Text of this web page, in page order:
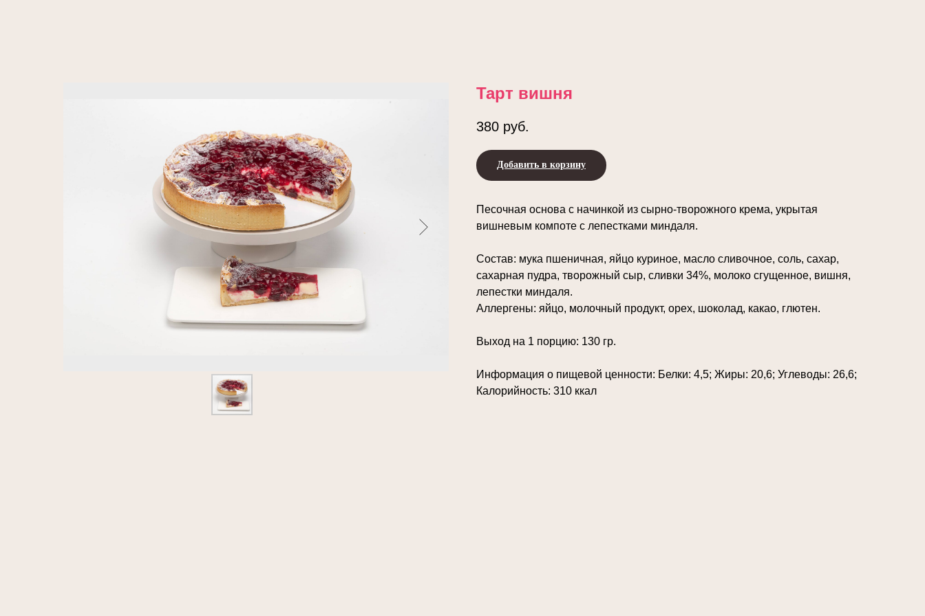
Тарт вишня
380 руб.
Добавить в корзину
Песочная основа с начинкой из сырно-творожного крема, укрытая
вишневым компоте с лепестками миндаля.
Состав: мука пшеничная, яйцо куриное, масло сливочное, соль, сахар,
сахарная пудра, творожный сыр, сливки 34%, молоко сгущенное, вишня,
лепестки миндаля.
Аллергены: яйцо, молочный продукт, орех, шоколад, какао, глютен.
Выход на 1 порцию: 130 гр.
Информация о пищевой ценности: Белки: 4,5; Жиры: 20,6; Углеводы: 26,6;
Калорийность: 310 ккал